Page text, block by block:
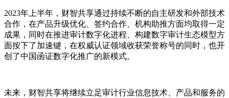
2023年上半年，财智共享通过持续不断的自主研发和外部技术
合作，在产品升级优化、签约合作、机构助推方面均取得一定
成果，同时在推进审计数字化进程、构建数字审计生态模型方
面按下了加速键，在权威认证领域收获荣誉称号的同时，也开
创了中国函证数字化推广的新模式。
未来，财智共享将继续立足审计行业信息技术、产品和服务的